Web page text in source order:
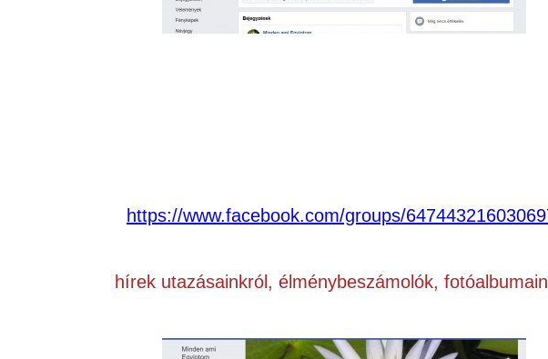
https://www.facebook.com/groups/
hírek utazásainkról, élménybeszámolók,